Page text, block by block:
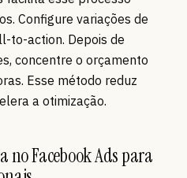
Configure variações de
to-action. Depois de
concentre o orçamento
Esse método reduz
a otimização.
no Facebook Ads para